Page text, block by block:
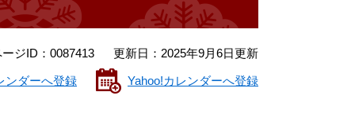
ジID：0087413 更新日：2025年9月6日更新
ンダーへ登録 Yahoo!カレンダーへ登録